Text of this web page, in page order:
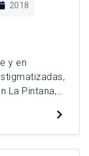
2018
y en
La Pintana,
a la
genera por